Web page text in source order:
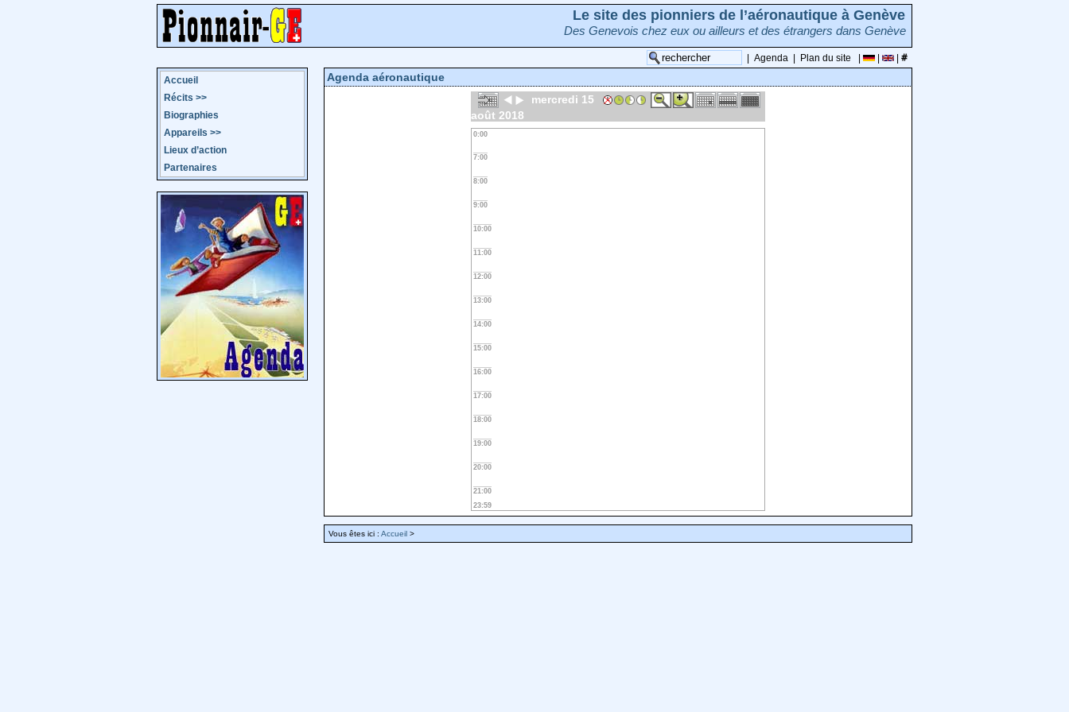
Le site des pionniers de l’aéronautique à Genève
Des Genevois chez eux ou ailleurs et des étrangers dans Genève
Agenda Plan du site
Accueil
Récits >>
Biographies
Appareils >>
Lieux d’action
Partenaires
Agenda aéronautique
mercredi 15
août 2018
0:00
7:00
8:00
9:00
10:00
11:00
12:00
13:00
14:00
15:00
16:00
17:00
18:00
19:00
20:00
21:00
23:59
Vous êtes ici : Accueil >